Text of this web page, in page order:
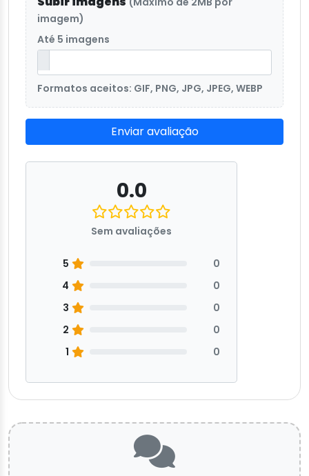
imagem)
Até 5 imagens
Formatos aceitos: GIF, PNG, JPG, JPEG, WEBP
Enviar avaliação
0.0
Sem avaliações
5
0
4
0
3
0
2
0
1
0